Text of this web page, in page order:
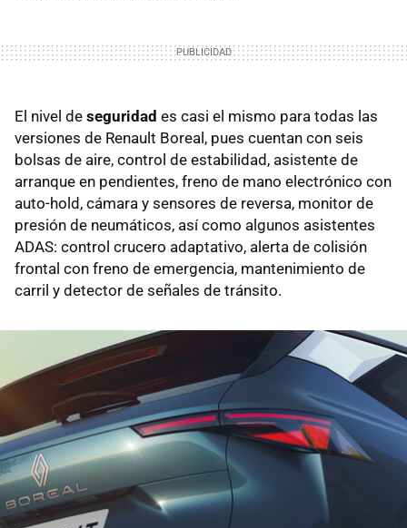
El nivel de seguridad es casi el mismo para todas las
versiones de Renault Boreal, pues cuentan con seis
bolsas de aire, control de estabilidad, asistente de
arranque en pendientes, freno de mano electrónico con
auto-hold, cámara y sensores de reversa, monitor de
presión de neumáticos, así como algunos asistentes
ADAS: control crucero adaptativo, alerta de colisión
frontal con freno de emergencia, mantenimiento de
carril y detector de señales de tránsito.